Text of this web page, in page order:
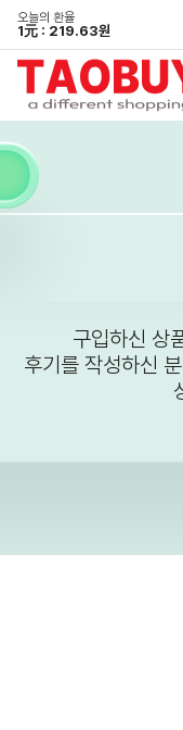
오늘의 환율
1元 : 219.63원
구입하신 상
후기를 작성하신